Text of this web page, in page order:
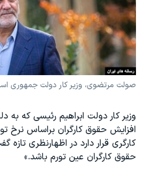
فرهنگ و زندگی
حقوق شهروندی
اقتصادی
علم و فناوری
اسرائیل در جنگ
آرشیو پخش زنده
مستندها
انتخابات ریاست جمهوری آمریکا ۲۰۲۴
حمله جمهوری اسلامی به اسرائیل
رمز مهسا
ورزش زنان در ایران
مجموعه مستندهای دادخواهی
تریبونال مردمی آبان ۹۸
دادگاه حمید نوری
دنبال کنید
زبانهای مختلف
صولت مرتضوی، وزیر کار دولت جمهوری
وزیر کار دولت ابراهیم رئیسی که به‌
افزایش حقوق کارگران براساس نرخ
کارگری قرار دارد در اظهارنظری تازه
حقوق کارگران عین تورم باشد.»